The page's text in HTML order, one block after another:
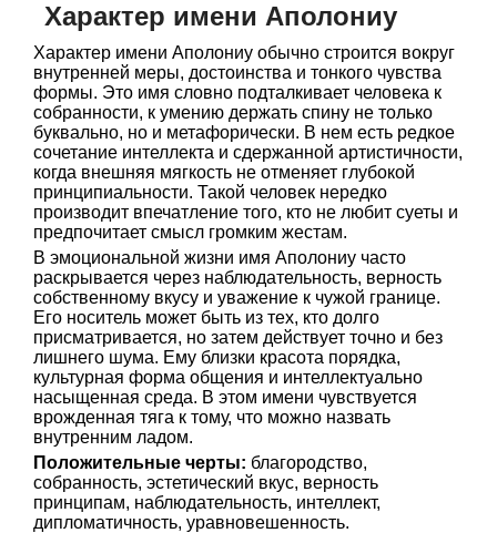
Характер имени Аполониу
Характер имени Аполониу обычно строится вокруг
внутренней меры, достоинства и тонкого чувства
формы. Это имя словно подталкивает человека к
собранности, к умению держать спину не только
буквально, но и метафорически. В нем есть редкое
сочетание интеллекта и сдержанной артистичности,
когда внешняя мягкость не отменяет глубокой
принципиальности. Такой человек нередко
производит впечатление того, кто не любит суеты и
предпочитает смысл громким жестам.
В эмоциональной жизни имя Аполониу часто
раскрывается через наблюдательность, верность
собственному вкусу и уважение к чужой границе.
Его носитель может быть из тех, кто долго
присматривается, но затем действует точно и без
лишнего шума. Ему близки красота порядка,
культурная форма общения и интеллектуально
насыщенная среда. В этом имени чувствуется
врожденная тяга к тому, что можно назвать
внутренним ладом.
Положительные черты: благородство,
собранность, эстетический вкус, верность
принципам, наблюдательность, интеллект,
дипломатичность, уравновешенность.